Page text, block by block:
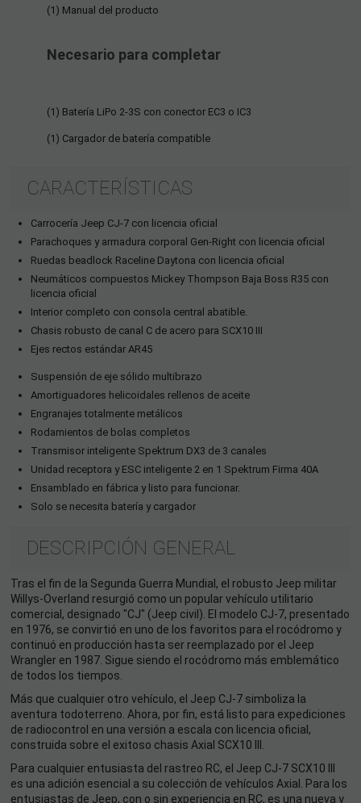
(1) Manual del producto
Necesario para completar
(1) Batería LiPo 2-3S con conector EC3 o IC3
(1) Cargador de batería compatible
CARACTERÍSTICAS
Carrocería Jeep CJ-7 con licencia oficial
Parachoques y armadura corporal Gen-Right con licencia oficial
Ruedas beadlock Raceline Daytona con licencia oficial
Neumáticos compuestos Mickey Thompson Baja Boss R35 con
licencia oficial
Interior completo con consola central abatible.
Chasis robusto de canal C de acero para SCX10 III
Ejes rectos estándar AR45
Suspensión de eje sólido multibrazo
Amortiguadores helicoidales rellenos de aceite
Engranajes totalmente metálicos
Rodamientos de bolas completos
Transmisor inteligente Spektrum DX3 de 3 canales
Unidad receptora y ESC inteligente 2 en 1 Spektrum Firma 40A
Ensamblado en fábrica y listo para funcionar.
Solo se necesita batería y cargador
DESCRIPCIÓN GENERAL
Tras el fin de la Segunda Guerra Mundial, el robusto Jeep militar
Willys-Overland resurgió como un popular vehículo utilitario
comercial, designado "CJ" (Jeep civil). El modelo CJ-7, presentado
en 1976, se convirtió en uno de los favoritos para el rocódromo y
continuó en producción hasta ser reemplazado por el Jeep
Wrangler en 1987. Sigue siendo el rocódromo más emblemático
de todos los tiempos.
Más que cualquier otro vehículo, el Jeep CJ-7 simboliza la
aventura todoterreno. Ahora, por fin, está listo para expediciones
de radiocontrol en una versión a escala con licencia oficial,
construida sobre el exitoso chasis Axial SCX10 III.
Para cualquier entusiasta del rastreo RC, el Jeep CJ-7 SCX10 III
es una adición esencial a su colección de vehículos Axial. Para los
entusiastas de Jeep, con o sin experiencia en RC, es una nueva y